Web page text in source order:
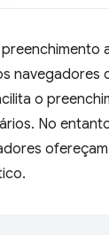
navegadores
o
No